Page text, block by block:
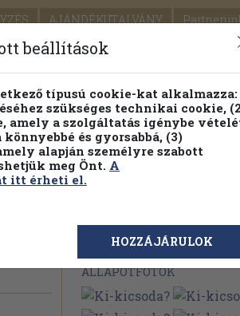
AJÁNDÉKUTALVÁNY
SEGÍTSÉG
FENNTARTHATÓ
kereső Témaköri fa
Megvásárolható
ÁLLAPOTFOTÓK
beállítások
típusú cookie-kat alkalmazza:
szükséges technikai cookie,
amely a szolgáltatás igénybe
és gyorsabbá, (3)
alapján személyre szabott
meg Önt. A
itt érheti el.
HOZZÁJÁRULOK